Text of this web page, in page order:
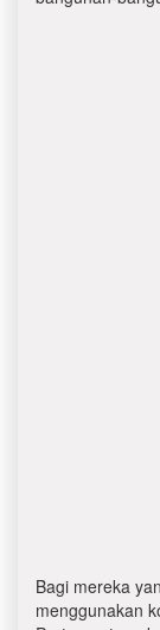
Bagi mereka
menggunakan